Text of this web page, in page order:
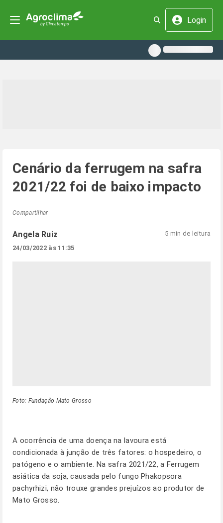
Login
Cenário da ferrugem na safra
2021/22 foi de baixo impacto
Compartilhar
Angela Ruiz
24/03/2022 às 11:35
5 min de leitura
Foto: Fundação Mato Grosso
A ocorrência de uma doença na lavoura está
condicionada à junção de três fatores: o hospedeiro, o
patógeno e o ambiente. Na safra 2021/22, a Ferrugem
asiática da soja, causada pelo fungo Phakopsora
pachyrhizi, não trouxe grandes prejuízos ao produtor de
Mato Grosso.